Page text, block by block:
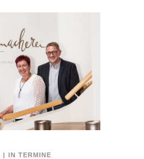
IN TERMINE